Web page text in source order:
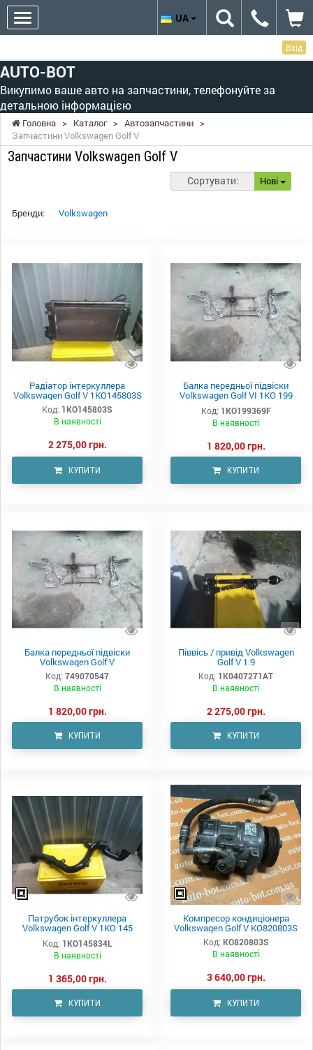
Вхід
AUTO-BOT
Викупимо ваше авто на запчастини, телефонуйте за
детальною інформацією
UA
Головна > Каталог > Автозапчастини >
Запчастини Volkswagen Golf V
Запчастини Volkswagen Golf V
Сортувати: Нові
Бренди: Volkswagen
Радіатор інтеркуллера
Volkswagen Golf V 1KO145803S
Код: 1KO145803S
В наявності
2 275,00 грн.
КУПИТИ
Балка передньої підвіски
Volkswagen Golf VI 1KO 199
Код: 1KO199369F
В наявності
1 820,00 грн.
КУПИТИ
Балка передньої підвіски
Volkswagen Golf V
Код: 749070547
В наявності
1 820,00 грн.
КУПИТИ
Піввісь / привід Volkswagen
Golf V 1.9
Код: 1K0407271AT
В наявності
2 275,00 грн.
КУПИТИ
Патрубок інтеркуллера
Volkswagen Golf V 1KO 145
Код: 1KO145834L
В наявності
1 365,00 грн.
КУПИТИ
Компресор кондиціонера
Volkswagen Golf V KO820803S
Код: KO820803S
В наявності
3 640,00 грн.
КУПИТИ